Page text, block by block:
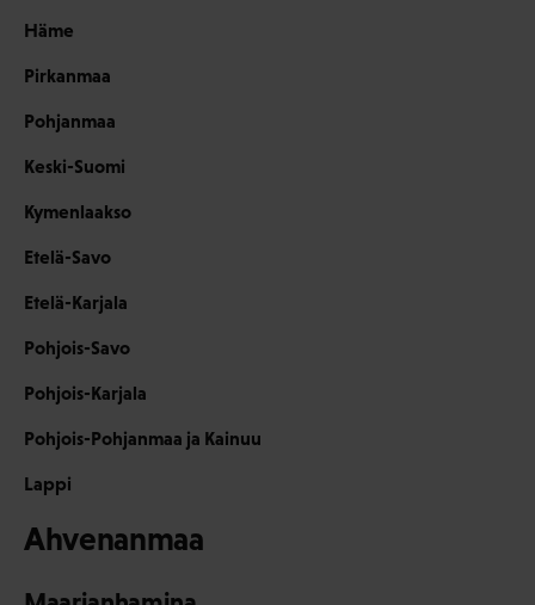
Häme
Pirkanmaa
Pohjanmaa
Keski-Suomi
Kymenlaakso
Etelä-Savo
Etelä-Karjala
Pohjois-Savo
Pohjois-Karjala
Pohjois-Pohjanmaa ja Kainuu
Lappi
Ahvenanmaa